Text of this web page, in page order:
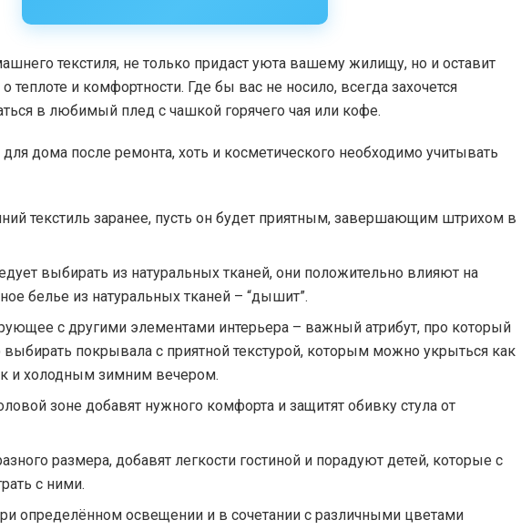
текстиля, не только придаст уюта вашему жилищу, но и оставит
теплоте и комфортности. Где бы вас не носило, всегда захочется
в любимый плед с чашкой горячего чая или кофе.
дома после ремонта, хоть и косметического необходимо учитывать
текстиль заранее, пусть он будет приятным, завершающим штрихом в
выбирать из натуральных тканей, они положительно влияют на
белье из натуральных тканей – “дышит”.
с другими элементами интерьера – важный атрибут, про который
покрывала с приятной текстурой, которым можно укрыться как
и холодным зимним вечером.
зоне добавят нужного комфорта и защитят обивку стула от
размера, добавят легкости гостиной и порадуют детей, которые с
с ними.
определённом освещении и в сочетании с различными цветами